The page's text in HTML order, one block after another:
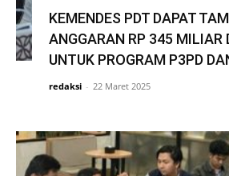
KEMENDES PDT DAPAT
ANGGARAN RP 345 MILIAR
UNTUK PROGRAM P3PD
redaksi - 22 Maret 2025